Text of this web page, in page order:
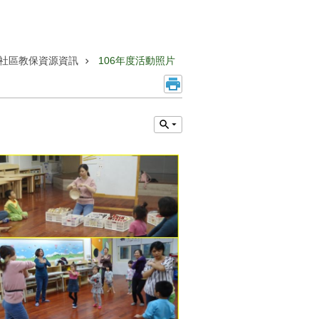
區教保資源資訊 106年度活動照片